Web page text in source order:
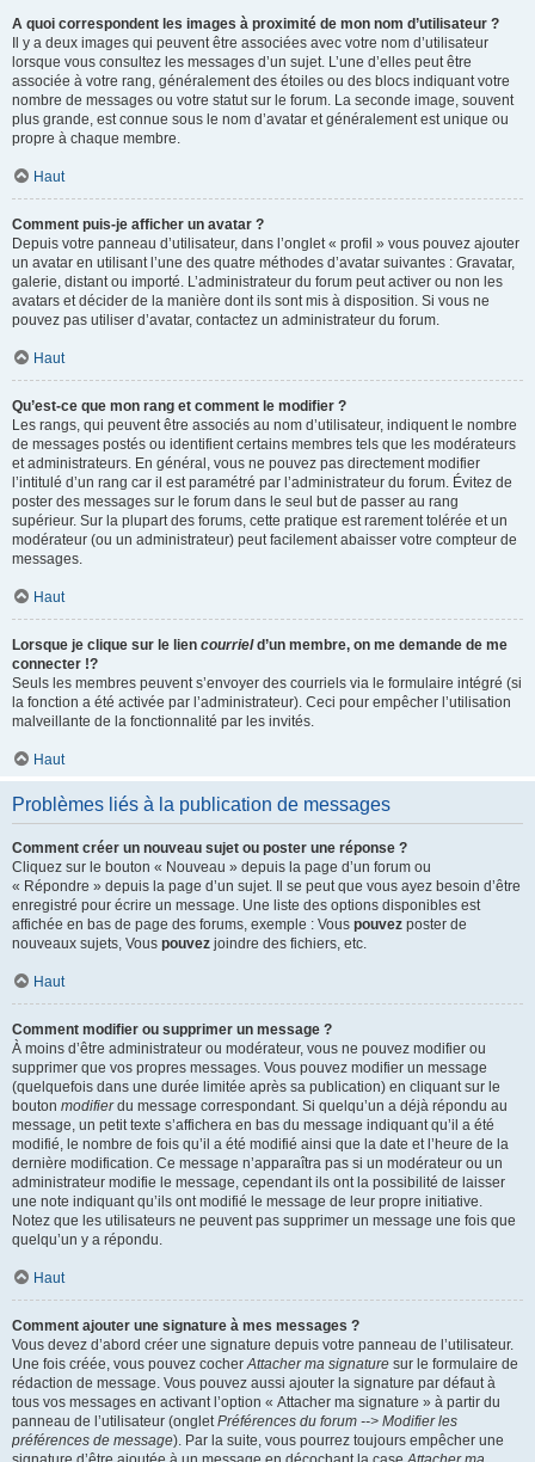
A quoi correspondent les images à proximité de mon nom d’utilisateur ?
Il y a deux images qui peuvent être associées avec votre nom d’utilisateur
lorsque vous consultez les messages d’un sujet. L’une d’elles peut être
associée à votre rang, généralement des étoiles ou des blocs indiquant votre
nombre de messages ou votre statut sur le forum. La seconde image, souvent
plus grande, est connue sous le nom d’avatar et généralement est unique ou
propre à chaque membre.
Haut
Comment puis-je afficher un avatar ?
Depuis votre panneau d’utilisateur, dans l’onglet « profil » vous pouvez ajouter
un avatar en utilisant l’une des quatre méthodes d’avatar suivantes : Gravatar,
galerie, distant ou importé. L’administrateur du forum peut activer ou non les
avatars et décider de la manière dont ils sont mis à disposition. Si vous ne
pouvez pas utiliser d’avatar, contactez un administrateur du forum.
Haut
Qu’est-ce que mon rang et comment le modifier ?
Les rangs, qui peuvent être associés au nom d’utilisateur, indiquent le nombre
de messages postés ou identifient certains membres tels que les modérateurs
et administrateurs. En général, vous ne pouvez pas directement modifier
l’intitulé d’un rang car il est paramétré par l’administrateur du forum. Évitez de
poster des messages sur le forum dans le seul but de passer au rang
supérieur. Sur la plupart des forums, cette pratique est rarement tolérée et un
modérateur (ou un administrateur) peut facilement abaisser votre compteur de
messages.
Haut
Lorsque je clique sur le lien courrield’un membre, on me demande de me
connecter !?
Seuls les membres peuvent s’envoyer des courriels via le formulaire intégré (si
la fonction a été activée par l’administrateur). Ceci pour empêcher l’utilisation
malveillante de la fonctionnalité par les invités.
Haut
Problèmes liés à la publication de messages
Comment créer un nouveau sujet ou poster une réponse ?
Cliquez sur le bouton « Nouveau » depuis la page d’un forum ou
« Répondre » depuis la page d’un sujet. Il se peut que vous ayez besoin d’être
enregistré pour écrire un message. Une liste des options disponibles est
affichée en bas de page des forums, exemple : Vous pouvez poster de
nouveaux sujets, Vous pouvez joindre des fichiers, etc.
Haut
Comment modifier ou supprimer un message ?
À moins d’être administrateur ou modérateur, vous ne pouvez modifier ou
supprimer que vos propres messages. Vous pouvez modifier un message
(quelquefois dans une durée limitée après sa publication) en cliquant sur le
bouton modifierdu message correspondant. Si quelqu’un a déjà répondu au
message, un petit texte s’affichera en bas du message indiquant qu’il a été
modifié, le nombre de fois qu’il a été modifié ainsi que la date et l’heure de la
dernière modification. Ce message n’apparaîtra pas si un modérateur ou un
administrateur modifie le message, cependant ils ont la possibilité de laisser
une note indiquant qu’ils ont modifié le message de leur propre initiative.
Notez que les utilisateurs ne peuvent pas supprimer un message une fois que
quelqu’un y a répondu.
Haut
Comment ajouter une signature à mes messages ?
Vous devez d’abord créer une signature depuis votre panneau de l’utilisateur.
Une fois créée, vous pouvez cocherAttacher ma signature sur le formulaire de
rédaction de message. Vous pouvez aussi ajouter la signature par défaut à
tous vos messages en activant l’option « Attacher ma signature » à partir du
panneau de l’utilisateur (ongletPréférences du forum --> Modifier les
préférences de message). Par la suite, vous pourrez toujours empêcher une